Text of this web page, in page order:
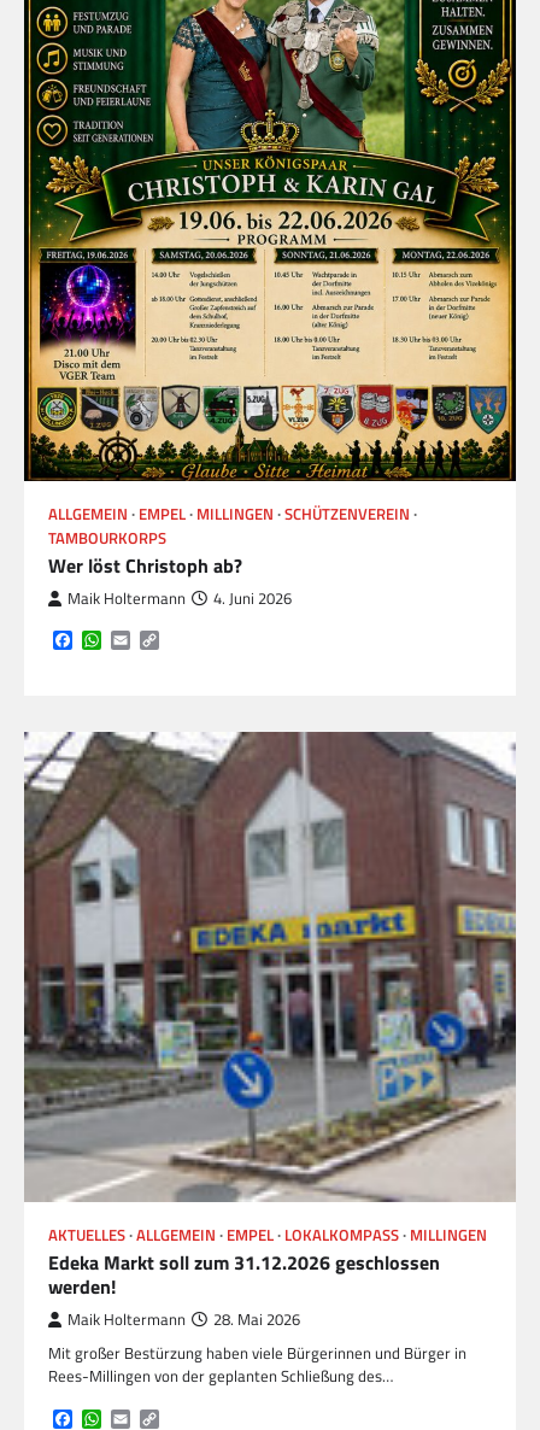
ALLGEMEIN EMPEL MILLINGEN SCHÜTZENVEREIN
TAMBOURKORPS
Wer löst Christoph ab?
Maik Holtermann 4. Juni 2026
Facebook
WhatsApp
Email
AKTUELLES ALLGEMEIN EMPEL LOKALKOMPASS MILLINGEN
Edeka Markt soll zum 31.12.2026 geschlossen
werden!
Maik Holtermann 28. Mai 2026
Mit großer Bestürzung haben viele Bürgerinnen und Bürger in
Rees-Millingen von der geplanten Schließung des…
Facebook
WhatsApp
Email